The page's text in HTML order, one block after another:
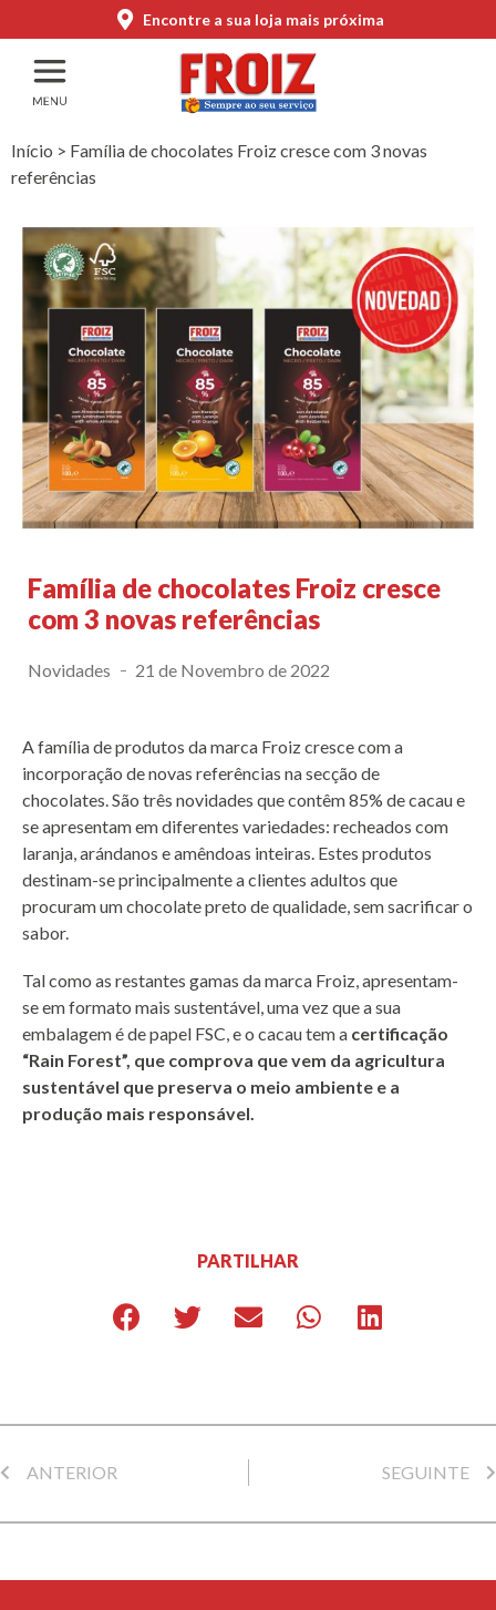
Encontre a sua loja mais próxima
Início > Família de chocolates Froiz cresce com 3 novas
referências
Família de chocolates Froiz cresce
com 3 novas referências
Novidades 21 de Novembro de 2022
A família de produtos da marca Froiz cresce com a
incorporação de novas referências na secção de
chocolates. São três novidades que contêm 85% de cacau e
se apresentam em diferentes variedades: recheados com
laranja, arándanos e amêndoas inteiras. Estes produtos
destinam-se principalmente a clientes adultos que
procuram um chocolate preto de qualidade, sem sacrificar o
sabor.
Tal como as restantes gamas da marca Froiz, apresentam-
se em formato mais sustentável, uma vez que a sua
embalagem é de papel FSC, e o cacau tem a certificação
“Rain Forest”, que comprova que vem da agricultura
sustentável que preserva o meio ambiente e a
produção mais responsável.
PARTILHAR
ANTERIOR SEGUINTE